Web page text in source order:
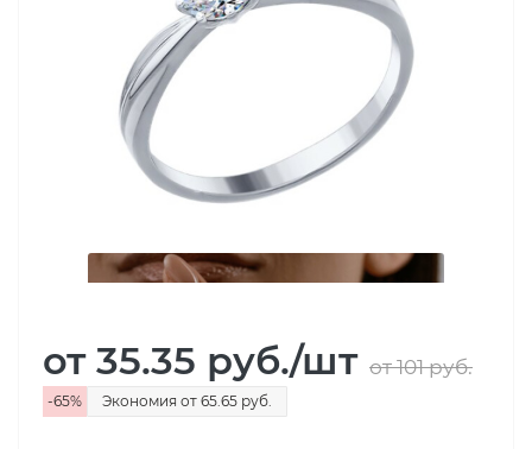
от 35.35 руб./шт от 101руб.
-65% Экономия от 65.65 руб.